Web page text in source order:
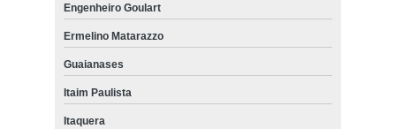
Engenheiro Goulart
Ermelino Matarazzo
Guaianases
Itaim Paulista
Itaquera